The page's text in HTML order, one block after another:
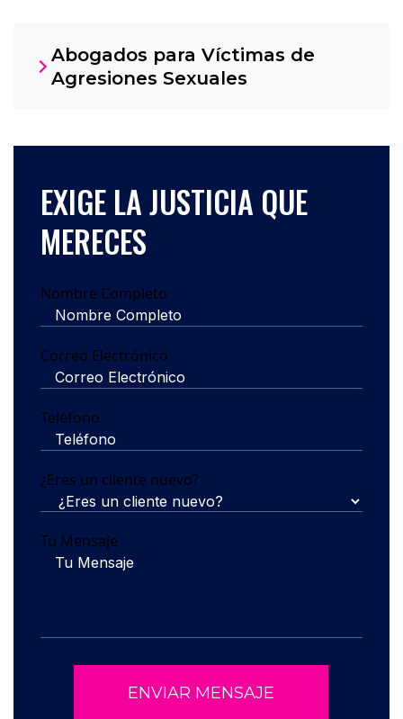
Abogados para Víctimas de
Agresiones Sexuales
EXIGE LA JUSTICIA QUE
MERECES
Nombre Completo
Correo Electrónico
Teléfono
¿Eres un cliente nuevo?
Tu Mensaje